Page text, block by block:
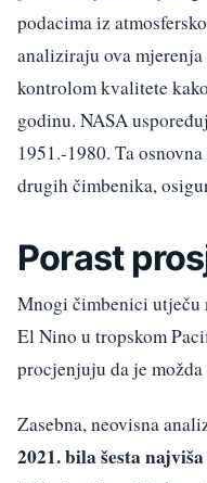
podacima iz
analiziraju ova
kontrolom kvalitete
godinu. NASA
1951.-1980. Ta
drugih čimbenika,
Porast
Mnogi čimbenici utječu
El Nino u tropskom
procjenjuju da je
Zasebna, neovisna
2021. bila šesta